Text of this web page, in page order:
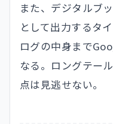
また、デジタルブ
として出力するタ
ログの中身まで
なる。ロングテー
点は見逃せない。